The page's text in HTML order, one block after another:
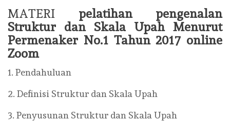
MATERI pelatihan pengenalan
Struktur dan Skala Upah Menurut
Permenaker No.1 Tahun 2017 online
Zoom
1. Pendahuluan
2. Definisi Struktur dan Skala Upah
3. Penyusunan Struktur dan Skala Upah